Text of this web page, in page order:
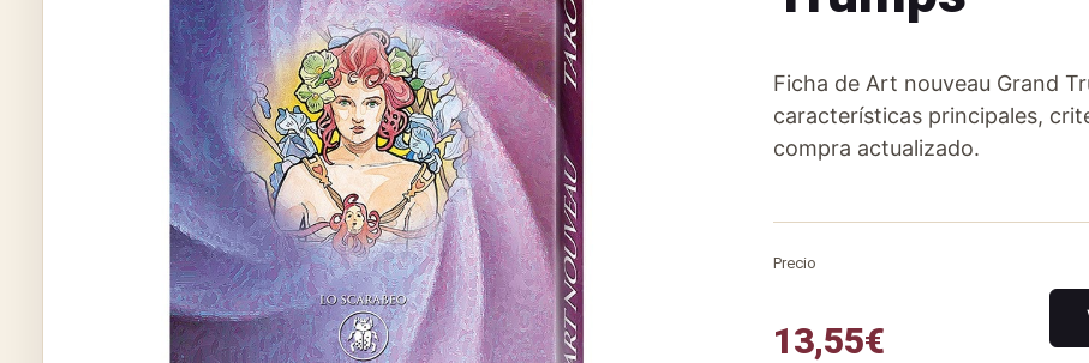
Ficha de Art nouveau Grand
características principales,
compra actualizado.
Precio
13,55€